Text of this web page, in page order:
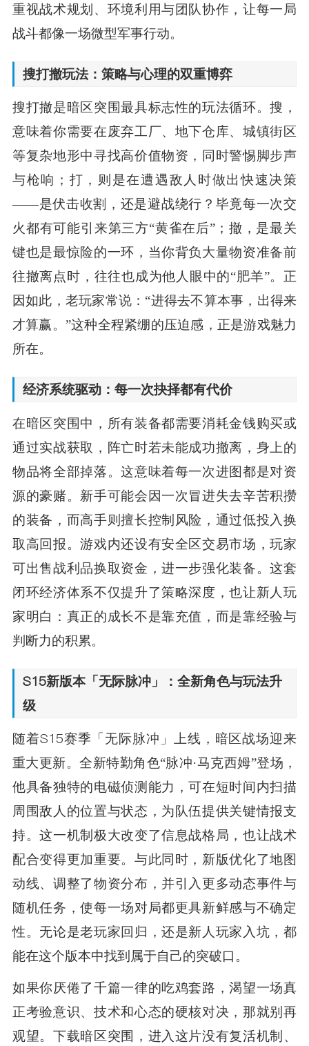
重视战术规划、环境利用与团队协作，让每一局
战斗都像一场微型军事行动。
搜打撤玩法：策略与心理的双重博弈
搜打撤是暗区突围最具标志性的玩法循环。搜，
意味着你需要在废弃工厂、地下仓库、城镇街区
等复杂地形中寻找高价值物资，同时警惕脚步声
与枪响；打，则是在遭遇敌人时做出快速决策
——是伏击收割，还是避战绕行？毕竟每一次交
火都有可能引来第三方“黄雀在后”；撤，是最关
键也是最惊险的一环，当你背负大量物资准备前
往撤离点时，往往也成为他人眼中的“肥羊”。正
因如此，老玩家常说：“进得去不算本事，出得来
才算赢。”这种全程紧绷的压迫感，正是游戏魅力
所在。
经济系统驱动：每一次抉择都有代价
在暗区突围中，所有装备都需要消耗金钱购买或
通过实战获取，阵亡时若未能成功撤离，身上的
物品将全部掉落。这意味着每一次进图都是对资
源的豪赌。新手可能会因一次冒进失去辛苦积攒
的装备，而高手则擅长控制风险，通过低投入换
取高回报。游戏内还设有安全区交易市场，玩家
可出售战利品换取资金，进一步强化装备。这套
闭环经济体系不仅提升了策略深度，也让新人玩
家明白：真正的成长不是靠充值，而是靠经验与
判断力的积累。
S15新版本「无际脉冲」：全新角色与玩法升
级
随着S15赛季「无际脉冲」上线，暗区战场迎来
重大更新。全新特勤角色“脉冲·马克西姆”登场，
他具备独特的电磁侦测能力，可在短时间内扫描
周围敌人的位置与状态，为队伍提供关键情报支
持。这一机制极大改变了信息战格局，也让战术
配合变得更加重要。与此同时，新版优化了地图
动线、调整了物资分布，并引入更多动态事件与
随机任务，使每一场对局都更具新鲜感与不确定
性。无论是老玩家回归，还是新人玩家入坑，都
能在这个版本中找到属于自己的突破口。
如果你厌倦了千篇一律的吃鸡套路，渴望一场真
正考验意识、技术和心态的硬核对决，那就别再
观望。下载暗区突围，进入这片没有复活机制、